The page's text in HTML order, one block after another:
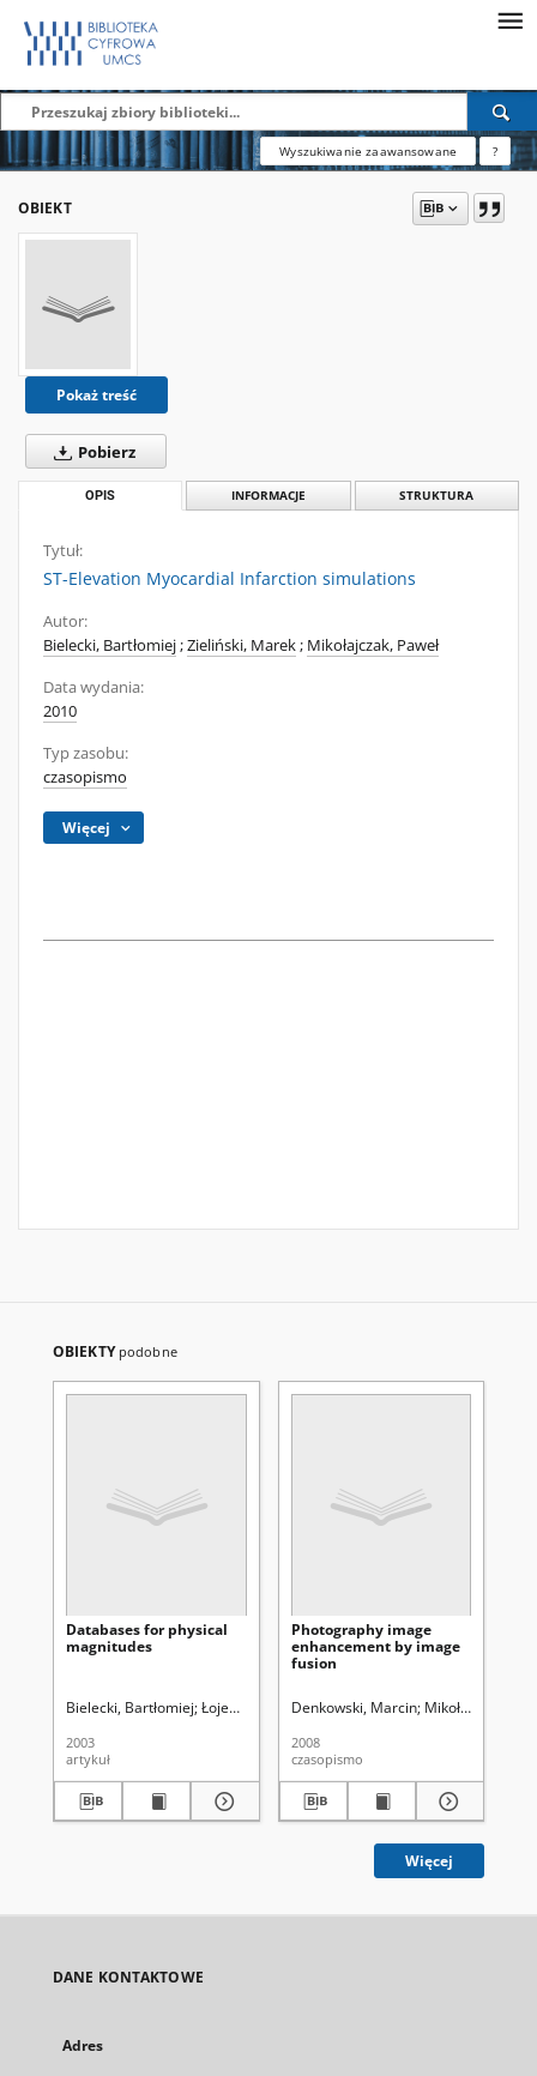
Wyszukiwanie zaawansowane ?
OBIEKT
Pokaż treść
Pobierz
OPIS INFORMACJE STRUKTURA
Tytuł:
ST-Elevation Myocardial Infarction simulations
Autor:
Bielecki, Bartłomiej;Zieliński, Marek; Mikołajczak, Paweł
Data wydania:
2010
Typ zasobu:
czasopismo
Więcej
OBIEKTY podobne
Databases for physical
magnitudes
Bielecki, Bartłomiej Łojewski, Zdzisław (1951- ) Uniwersytet Marii
2003
artykuł
Photography image
enhancement by image
fusion
Denkowski, Marcin Mikołajczak,
2008
czasopismo
Więcej
DANE KONTAKTOWE
Adres